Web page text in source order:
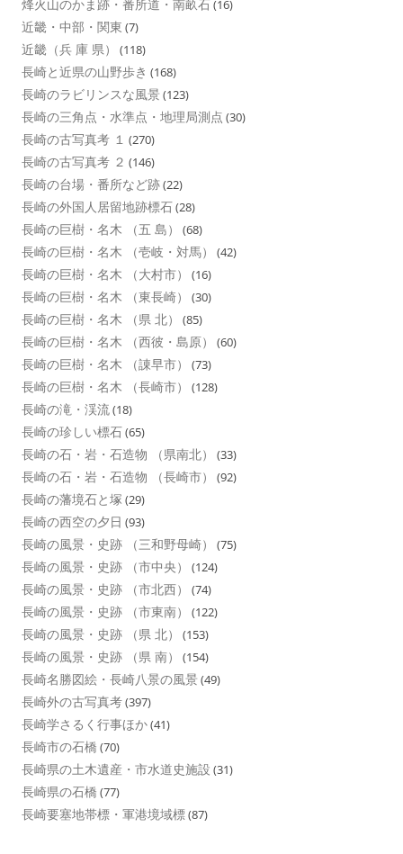
烽火山のかま跡・番所道・南畝石(16)
近畿・中部・関東 (7)
近畿（兵 庫 県） (118)
長崎と近県の山野歩き (168)
長崎のラビリンスな風景 (123)
長崎の三角点・水準点・地理局測点 (30)
長崎の古写真考 １ (270)
長崎の古写真考 ２ (146)
長崎の台場・番所など跡(22)
長崎の外国人居留地跡標石(28)
長崎の巨樹・名木 （五 島） (68)
長崎の巨樹・名木 （壱岐・対馬） (42)
長崎の巨樹・名木 （大村市） (16)
長崎の巨樹・名木 （東長崎） (30)
長崎の巨樹・名木 （県 北） (85)
長崎の巨樹・名木 （西彼・島原） (60)
長崎の巨樹・名木 （諌早市） (73)
長崎の巨樹・名木 （長崎市） (128)
長崎の滝・渓流(18)
長崎の珍しい標石(65)
長崎の石・岩・石造物 （県南北） (33)
長崎の石・岩・石造物 （長崎市） (92)
長崎の藩境石と塚 (29)
長崎の西空の夕日 (93)
長崎の風景・史跡 （三和野母崎） (75)
長崎の風景・史跡 （市中央） (124)
長崎の風景・史跡 （市北西） (74)
長崎の風景・史跡 （市東南） (122)
長崎の風景・史跡 （県 北） (153)
長崎の風景・史跡 （県 南） (154)
長崎名勝図絵・長崎八景の風景 (49)
長崎外の古写真考(397)
長崎学さるく行事ほか(41)
長崎市の石橋 (70)
長崎県の土木遺産・市水道史施設 (31)
長崎県の石橋 (77)
長崎要塞地帯標・軍港境域標(87)